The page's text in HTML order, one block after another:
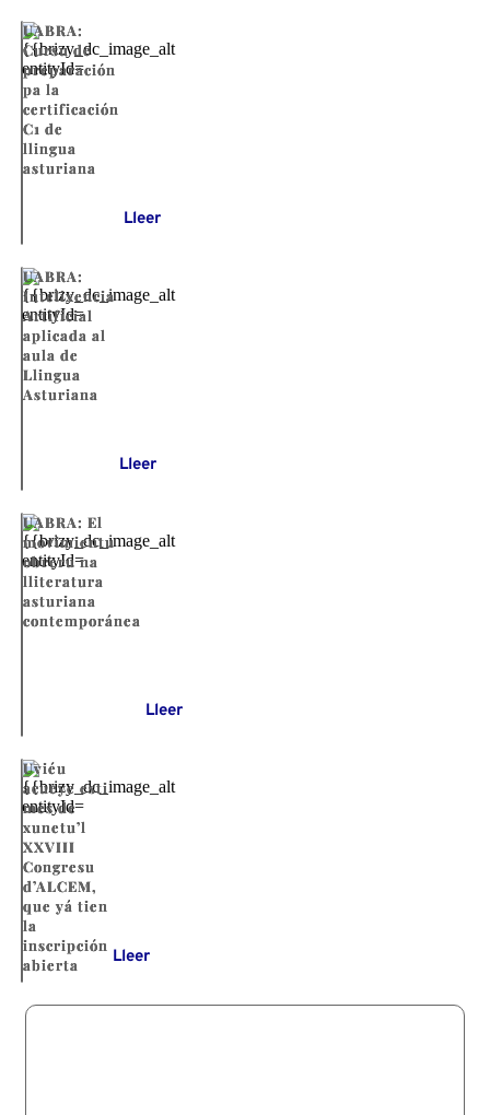
UABRA:
Cursu de
preparación
pa la
certificación
C1 de
llingua
asturiana
Lleer
UABRA:
Intelixencia
Artificial
aplicada al
aula de
Llingua
Asturiana
Lleer
UABRA: El
movimientu
obreru na
lliteratura
asturiana
contemporánea
Lleer
Uviéu
acueye esti
mes de
xunetu’l
XXVIII
Congresu
d’ALCEM,
que yá tien
la
inscripción
abierta
Lleer